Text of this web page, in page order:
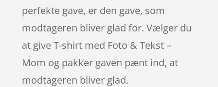
perfekte gave, er den gave, som
modtageren bliver glad for. Vælger du
at give T-shirt med Foto & Tekst –
Mom og pakker gaven pænt ind, at
modtageren bliver glad.